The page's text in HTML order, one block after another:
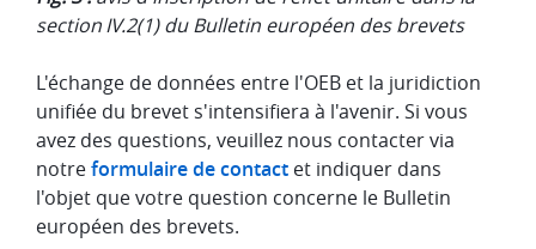
section IV.2(1) du Bulletin européen des brevets
L'échange de données entre l'OEB et la juridiction
unifiée du brevet s'intensifiera à l'avenir. Si vous
avez des questions, veuillez nous contacter via
notreformulaire de contact et indiquer dans
l'objet que votre question concerne le Bulletin
européen des brevets.